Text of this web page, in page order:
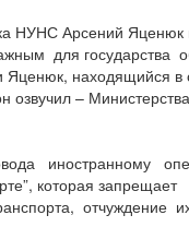
НУНС Арсений Яценюк
для
находящийся в
озвучил –
иностранному
которая